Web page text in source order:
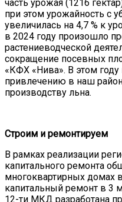
часть урожая (1216
при этом урожайность с
увеличилась на 4,7 % к
в 2024 году произошло
растениеводческой
сокращение посевных
«КФХ «Нива». В этом году
привлечению в наш
производству льна.
Строим и ремонтируем
В рамках реализации
капитального ремонта
многоквартирных домах
капитальный ремонт в 3
12-ти МКД разработана